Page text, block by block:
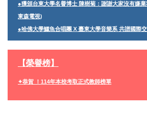
●獲頒台東大學名譽博士 陳樹菊：謝謝大家沒有嫌
東森電視)
●哈佛大學鱷魚合唱團 X 臺東大學音樂系 共譜國際
【榮譽榜】
✦恭賀 ！114年本校考取正式教師榜單